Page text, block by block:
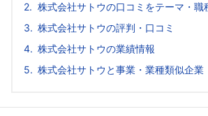
株式会社サトウの口コミをテーマ・職
株式会社サトウの評判・口コミ
株式会社サトウの業績情報
株式会社サトウと事業・業種類似企業